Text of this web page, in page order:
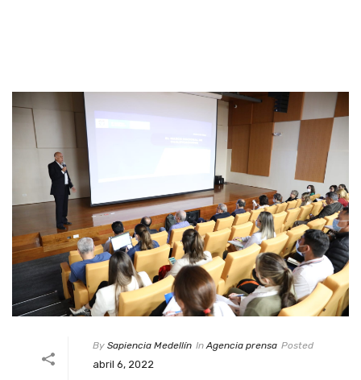
By Sapiencia Medellín In Agencia prensa Posted
abril 6, 2022